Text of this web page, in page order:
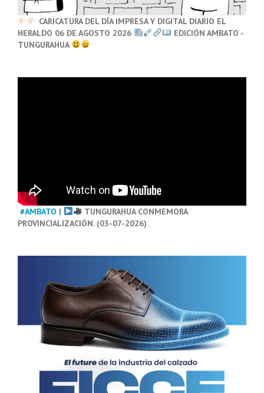
CARICATURA DEL DÍA IMPRESA Y DIGITAL DIARIO EL
HERALDO 06 DE AGOSTO 2026
EDICIÓN AMBATO -
TUNGURAHUA
#AMBATO |
TUNGURAHUA CONMEMORA
PROVINCIALIZACIÓN. (03-07-2026)